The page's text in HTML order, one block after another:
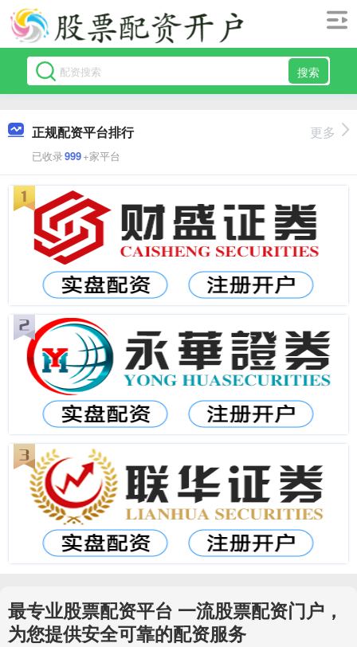
搜索
正规配资平台排行
已收录999+家平台
更多
最专业股票配资平台 一流股票配资门户，
为您提供安全可靠的配资服务